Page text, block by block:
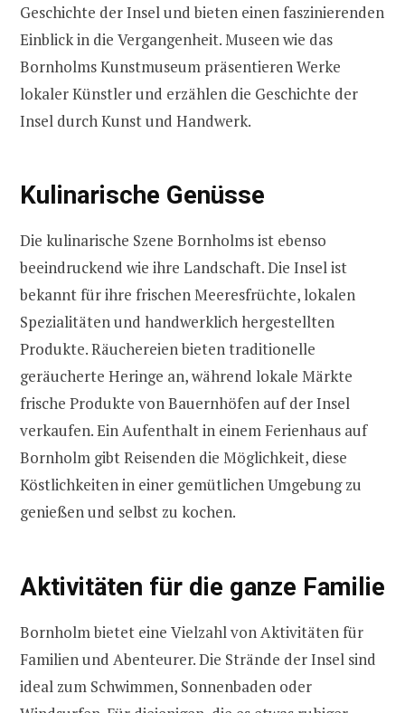
Geschichte der Insel und bieten einen faszinierenden
Einblick in die Vergangenheit. Museen wie das
Bornholms Kunstmuseum präsentieren Werke
lokaler Künstler und erzählen die Geschichte der
Insel durch Kunst und Handwerk.
Kulinarische Genüsse
Die kulinarische Szene Bornholms ist ebenso
beeindruckend wie ihre Landschaft. Die Insel ist
bekannt für ihre frischen Meeresfrüchte, lokalen
Spezialitäten und handwerklich hergestellten
Produkte. Räuchereien bieten traditionelle
geräucherte Heringe an, während lokale Märkte
frische Produkte von Bauernhöfen auf der Insel
verkaufen. Ein Aufenthalt in einem Ferienhaus auf
Bornholm gibt Reisenden die Möglichkeit, diese
Köstlichkeiten in einer gemütlichen Umgebung zu
genießen und selbst zu kochen.
Aktivitäten für die ganze Familie
Bornholm bietet eine Vielzahl von Aktivitäten für
Familien und Abenteurer. Die Strände der Insel sind
ideal zum Schwimmen, Sonnenbaden oder